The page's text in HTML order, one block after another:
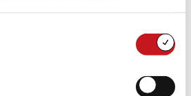
kehittämiseen, koulujen
riittämiseen, sivuteistä
varmistamiseen. Yleisen